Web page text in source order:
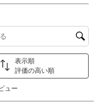
索する
表示順
評価の高い順
ュー